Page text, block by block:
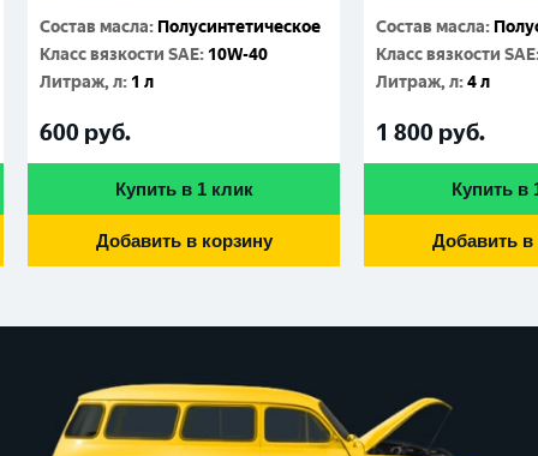
Состав масла: Полусинтетическое
Класс вязкости SAE: 10W-40
Литраж, л: 1 л
600 руб.
Купить в 1 клик
Добавить в корзину
Состав масла:
Класс вязкости SAE
Литраж, л:4 л
1 800 руб.
Купить в
Добавить в